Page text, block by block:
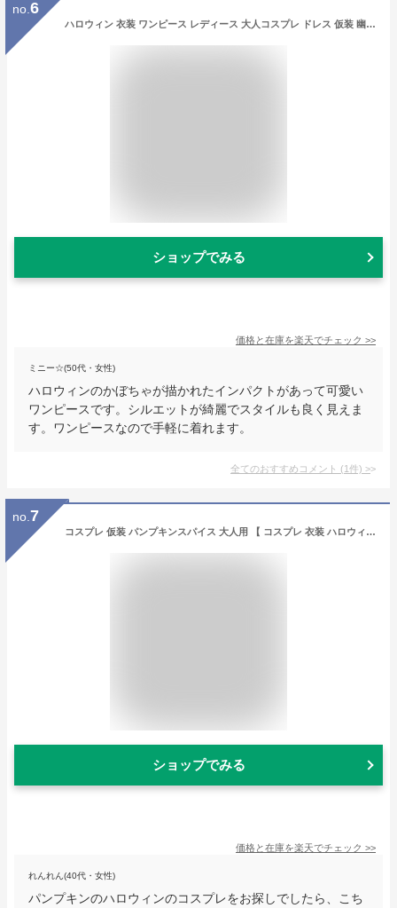
no. 6
ハロウィン 衣装 ワンピース レディース 大人コスプレ ドレス 仮装 幽霊 大人用 コスプレ衣装 変装 演出 ホワイト ブラック ポンチョ 幽霊 おばけ 幽霊 マント コスチューム 衣装 変身 ホラー 演劇 舞台 カボチャ クリスマス サンタ トナカイ 送料無料
ショップでみる
価格と在庫を楽天でチェック >>
ミニー☆(50代・女性)
ハロウィンのかぼちゃが描かれたインパクトがあって可愛い
ワンピースです。シルエットが綺麗でスタイルも良く見えま
す。ワンピースなので手軽に着れます。
全てのおすすめコメント (1件) >
no. 7
コスプレ 仮装 パンプキンスパイス 大人用 【 コスプレ 衣装 ハロウィン 仮装 コスチューム かぼちゃ パーティーグッズ カボチャ 女性用 レディース 余興 】
ショップでみる
価格と在庫を楽天でチェック >>
れんれん(40代・女性)
パンプキンのハロウィンのコスプレをお探しでしたら、こち